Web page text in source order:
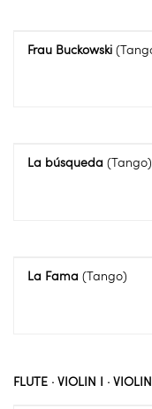
Frau Buckowski
La búsqueda (Tango)
La Fama (Tango)
FLUTE · VIOLIN I ·